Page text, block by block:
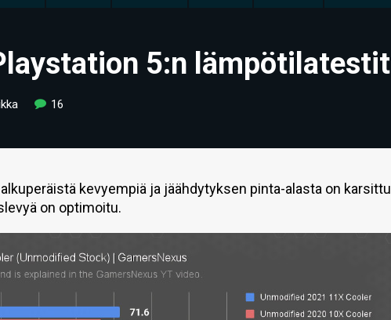
5:n lämpötilatestit
16
kevyempiä ja jäähdytyksen pinta-alasta on karsittu
on optimoitu.